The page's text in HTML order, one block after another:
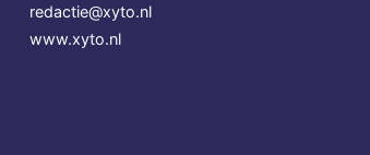
redactie@xyto.nl
www.xyto.nl